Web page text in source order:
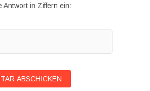
Antwort in Ziffern ein: